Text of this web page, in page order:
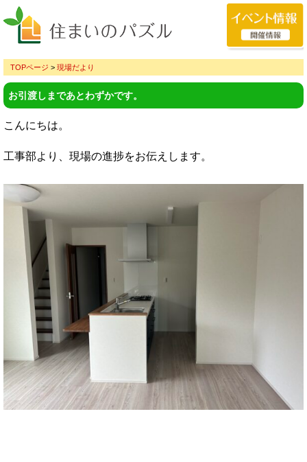
TOPページ > 現場だより
お引渡しまであとわずかです。
こんにちは。
工事部より、現場の進捗をお伝えします。